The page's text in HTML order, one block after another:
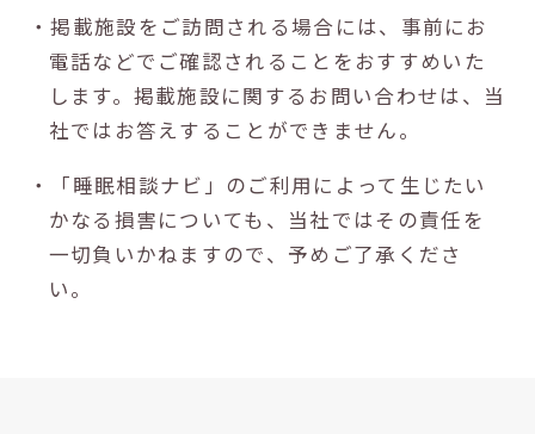
・掲載施設をご訪問される場合には、事前にお
電話などでご確認されることをおすすめいた
します。掲載施設に関するお問い合わせは、当
社ではお答えすることができません。
・「睡眠相談ナビ」のご利用によって生じたい
かなる損害についても、当社ではその責任を
一切負いかねますので、予めご了承くださ
い。